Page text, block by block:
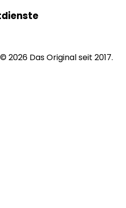
2026 Das Original seit 2017.